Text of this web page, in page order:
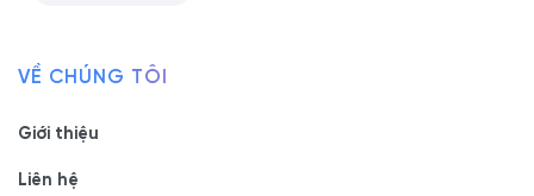
VỀ CHÚNG TÔI
Giới thiệu
Liên hệ